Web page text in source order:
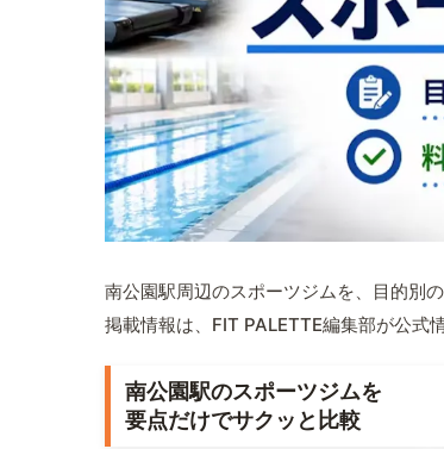
南公園駅周辺のスポーツジムを、目的別
掲載情報は、FIT PALETTE編集部が公式
南公園駅のスポーツジムを
要点だけでサクッと比較